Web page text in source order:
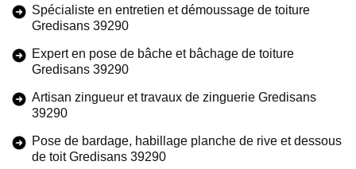
Spécialiste en entretien et démoussage de toiture
Gredisans 39290
Expert en pose de bâche et bâchage de toiture
Gredisans 39290
Artisan zingueur et travaux de zinguerie Gredisans
39290
Pose de bardage, habillage planche de rive et dessous
de toit Gredisans 39290